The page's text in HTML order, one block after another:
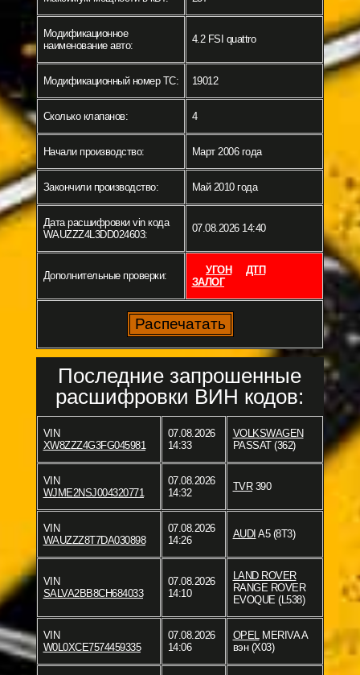
Модификационное
наименование авто:
4.2 FSI quattro
Модификационный номер ТС: 19012
Сколько клапанов: 4
Начали производство: Март 2006 года
Закончили производство: Май 2010 года
Дата расшифровки vin кода
WAUZZZ4L3DD024603:
07.08.2026 14:40
Дополнительные проверки: УГОН
ДТП
ЗАЛОГ
Последние запрошенные
расшифровки ВИН кодов:
VIN
XW8ZZZ4G3FG045981
07.08.2026
14:33
VOLKSWAGEN
PASSAT (362)
VIN
WJME2NSJ004320771
07.08.2026
14:32
TVR390
VIN
WAUZZZ8T7DA030898
07.08.2026
14:26
AUDI A5 (8T3)
VIN
SALVA2BB8CH684033
07.08.2026
14:10
LAND ROVER
RANGE ROVER
EVOQUE (L538)
VIN
W0L0XCE7574459335
07.08.2026
14:06
OPEL MERIVA A
вэн (X03)